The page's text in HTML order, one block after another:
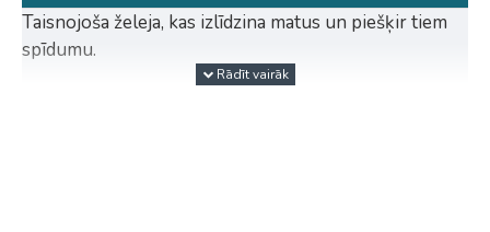
Taisnojoša želeja, kas izlīdzina matus un piešķir tiem
spīdumu.
Produkta priekšrocības: